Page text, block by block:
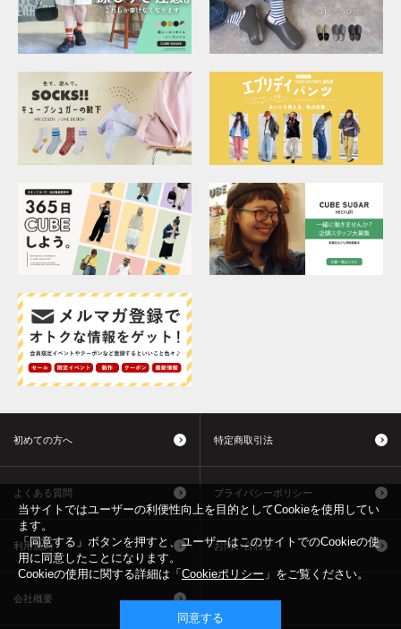
初めての方へ 特定商取引法
よくある質問 プライバシーポリシー
利用規約 お問い合わせ
会社概要
当サイトではユーザーの利便性向上を目的としてCookieを使用してい
ます。
「同意する」ボタンを押すと、ユーザーはこのサイトでのCookieの使
用に同意したことになります。
Cookieの使用に関する詳細は「 Cookieポリシー 」をご覧ください。
同意する